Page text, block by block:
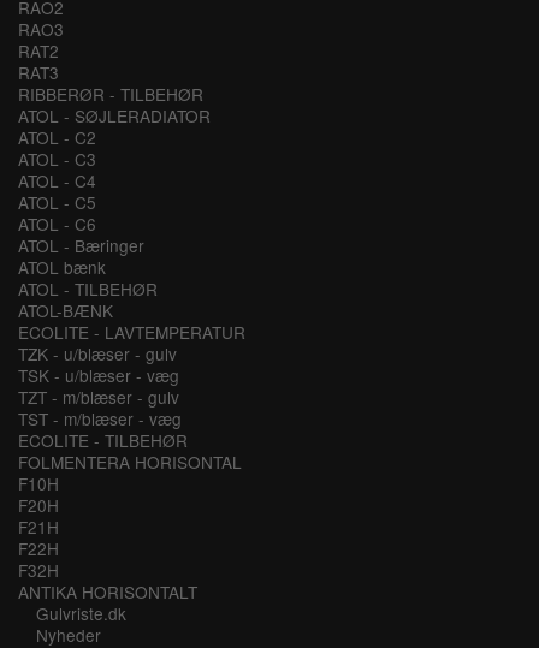
RAO2
RAO3
RAT2
RAT3
RIBBERØR - TILBEHØR
ATOL - SØJLERADIATOR
ATOL - C2
ATOL - C3
ATOL - C4
ATOL - C5
ATOL - C6
ATOL - Bæringer
ATOL bænk
ATOL - TILBEHØR
ATOL-BÆNK
ECOLITE - LAVTEMPERATUR
TZK - u/blæser - gulv
TSK - u/blæser - væg
TZT - m/blæser - gulv
TST - m/blæser - væg
ECOLITE - TILBEHØR
FOLMENTERA HORISONTAL
F10H
F20H
F21H
F22H
F32H
ANTIKA HORISONTALT
Gulvriste.dk
Nyheder